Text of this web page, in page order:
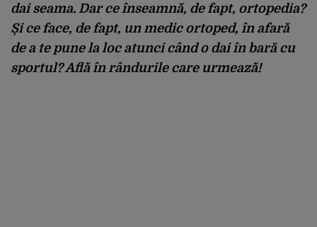
dai seama. Dar ce înseamnă, de fapt, ortopedia?
Și ce face, de fapt, un medic ortoped, în afară
de a te pune la loc atunci când o dai în bară cu
sportul? Află în rândurile care urmează!